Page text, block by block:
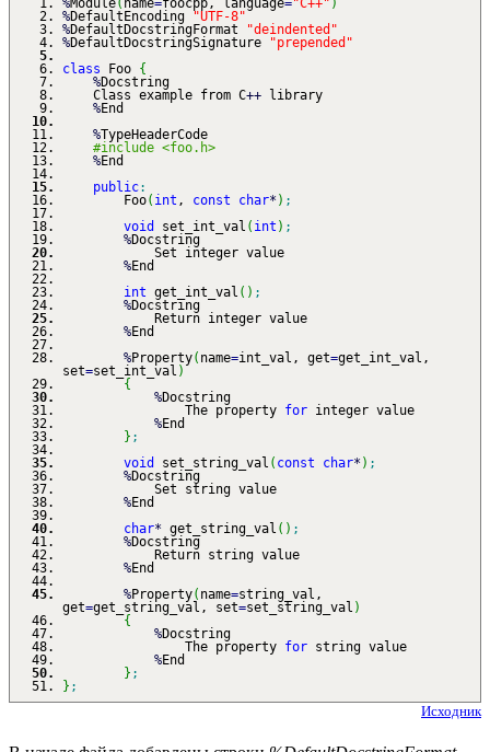
%Module( name=foocpp, language="C++" )
%DefaultEncoding
"UTF-8"
%DefaultDocstringFormat
"deindented"
%DefaultDocstringSignature
"prepended"
class Foo {
%Docstring
Class example from C++ library
%End
%TypeHeaderCode
#include <foo.h>
%End
public:
Foo( int , const char* ) ;
void
set_int_val ( int ) ;
%Docstring
Set integer value
%End
int get_int_val ( ) ;
%Docstring
Return integer value
%End
%Property( name=int_val, get=get_int_val,
set=set_int_val )
{
%Docstring
The property for integer value
%End
} ;
void
set_string_val ( const char* ) ;
%Docstring
Set string value
%End
char* get_string_val ( ) ;
%Docstring
Return string value
%End
%Property( name=string_val,
get=get_string_val, set=set_string_val )
{
%Docstring
The property for string value
%End
} ;
} ;
Исходник